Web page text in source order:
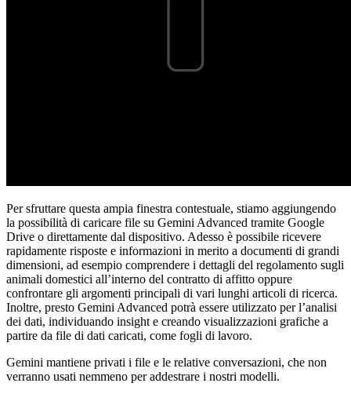
Per sfruttare questa ampia finestra contestuale, stiamo aggiungendo
la possibilità di caricare file su Gemini Advanced tramite Google
Drive o direttamente dal dispositivo. Adesso è possibile ricevere
rapidamente risposte e informazioni in merito a documenti di grandi
dimensioni, ad esempio comprendere i dettagli del regolamento sugli
animali domestici all’interno del contratto di affitto oppure
confrontare gli argomenti principali di vari lunghi articoli di ricerca.
Inoltre, presto Gemini Advanced potrà essere utilizzato per l’analisi
dei dati, individuando insight e creando visualizzazioni grafiche a
partire da file di dati caricati, come fogli di lavoro.
Gemini mantiene privati i file e le relative conversazioni, che non
verranno usati nemmeno per addestrare i nostri modelli.